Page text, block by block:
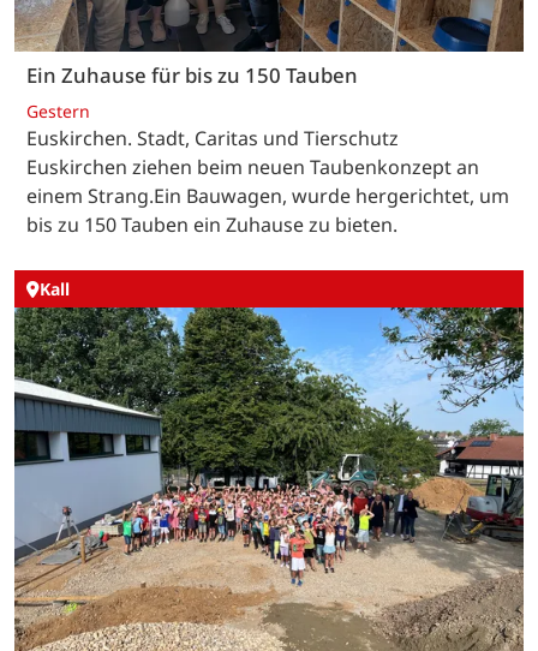
Ein Zuhause für bis zu 150 Tauben
Gestern
Euskirchen. Stadt, Caritas und Tierschutz
Euskirchen ziehen beim neuen Taubenkonzept an
einem Strang.Ein Bauwagen, wurde hergerichtet, um
bis zu 150 Tauben ein Zuhause zu bieten.
Kall